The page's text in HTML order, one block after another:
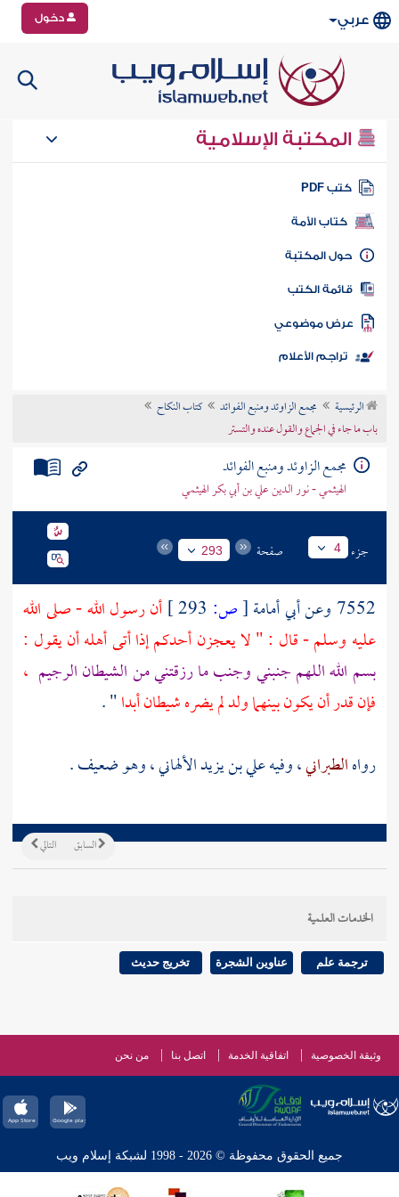
عربي دخول
المكتبة الإسلامية
كتب PDF
كتاب الأمة
المكتبة
الكتب
موضوعي
تراجم الأعلام
الرئيسية مجمع الزاوئد ومنبع الفوائد
كتاب النكاح
باب ما جاء في الجماع والقول عنده والتستر
مجمع الزاوئد ومنبع الفوائد
الهيثمي - نور الدين علي بن أبي بكر الهيثمي
جزء 4 صفحة 293
7552 وعن أبي أمامة[ص:
أن رسول الله - صلى الله
عليه وسلم - قال : " لا يعجزن أحدكم إذا أتى أهله أن يقول :
بسم الله اللهم جنبني وجنب ما رزقتني من الشيطان الرجيم ،
فإن قدر أن يكون بينهما ولد لم يضره شيطان أبدا" .
رواهالطبراني، وفيهعلي بن يزيد الألهاني، وهو ضعيف .
التالي السابق
الخدمات العلمية
ترجمة علم عناوين الشجرة تخريج حديث
وثيقة الخصوصية اتفاقية الخدمة اتصل بنا من نحن
جميع الحقوق محفوظة © 2026 - 1998 لشبكة إسلام ويب